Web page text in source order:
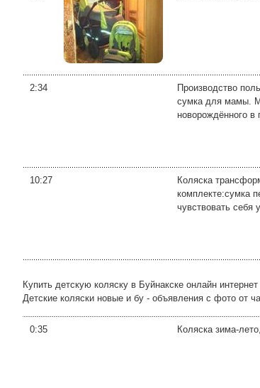
2:34
Производство
сумка для мамы.
новорождённого в
10:27
Коляска
комплекте:сумка
чувствовать
Купить детскую коляску в Буйнакске онлайн
Детские коляски новые и бу - объявления с фото от
0:35 Коляска зима-